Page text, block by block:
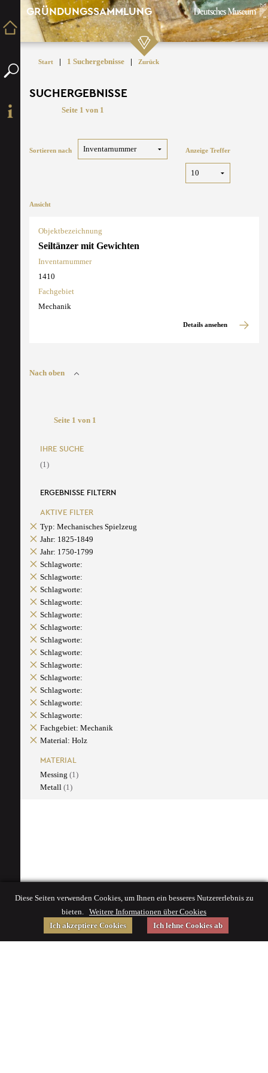
GRÜNDUNGSSAMMLUNG
Start | 1 Suchergebnisse | Zurück
SUCHERGEBNISSE
Seite 1 von 1
Sortieren nach Anzeige Treffer
Ansicht
Objektbezeichnung
Seiltänzer mit Gewichten
Inventarnummer
1410
Fachgebiet
Mechanik
Details ansehen
Nach oben
Seite 1 von 1
IHRE SUCHE
(1)
ERGEBNISSE FILTERN
AKTIVE FILTER
Typ: Mechanisches Spielzeug
Jahr: 1825-1849
Jahr: 1750-1799
Schlagworte:
Schlagworte:
Schlagworte:
Schlagworte:
Schlagworte:
Schlagworte:
Schlagworte:
Schlagworte:
Schlagworte:
Schlagworte:
Schlagworte:
Schlagworte:
Schlagworte:
Fachgebiet: Mechanik
Material: Holz
MATERIAL
Messing (1)
Metall (1)
Diese Seiten verwenden Cookies, um Ihnen ein besseres Nutzererlebnis zu
bieten. Weitere Informationen über Cookies
Ich akzeptiere Cookies
Ich lehne Cookies ab